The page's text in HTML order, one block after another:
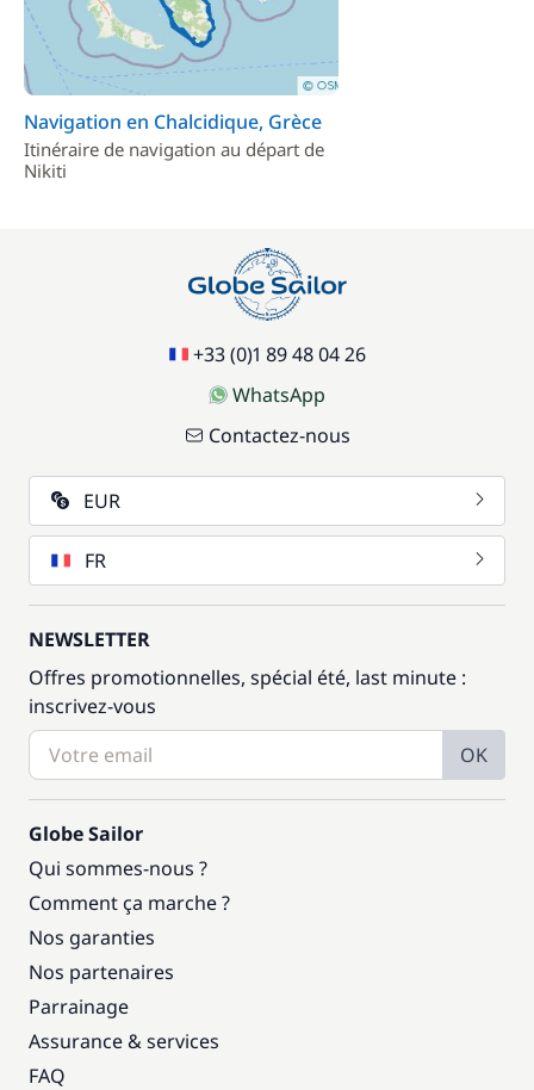
Navigation en Chalcidique, Grèce
Itinéraire de navigation au départ de
Nikiti
+33 (0)1 89 48 04 26
WhatsApp
Contactez-nous
EUR
FR
NEWSLETTER
Offres promotionnelles, spécial été, last minute :
inscrivez-vous
OK
Globe Sailor
Qui sommes-nous ?
Comment ça marche ?
Nos garanties
Nos partenaires
Parrainage
Assurance & services
FAQ